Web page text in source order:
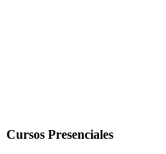
Cursos Presenciales